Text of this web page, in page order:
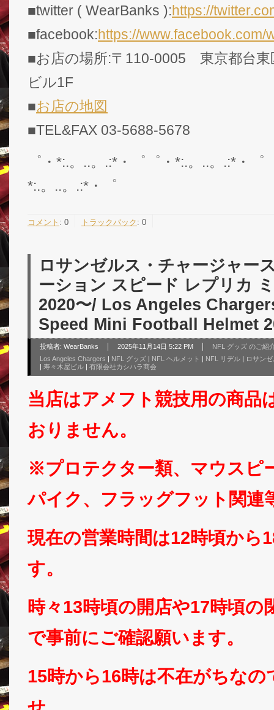
■twitter ( WearBanks ):https://
■facebook:https://www.facebook.com/
■お店の場所:〒110-0005 東京都台
ビル1F
■お店の地図
■TEL&FAX 03-5688-5678
゜・*:.。..。.:*・゜゜・*:.。..。.:*・
*:.。..。.:*・゜
コメント : 0 トラックバック : 0
ロサンゼルス・チャージャー
ーション スピード レプリカ
2020〜/ Los Angeles
Speed Mini Football Helmet
投稿者: WearBanks 2025年11月14日 5:22 PM
NFL グッズ のご紹
Los Angeles Chargers | NFL グッズ | NFL ヘルメット | NFL リデル | ロサン
| 寿々木屋ビル | 有限会社カシハラ商会
当店はアメフト競技用の商品
おりません。
※プロテクター類、マウスピ
パイク、フラッグフット関連
現在の営業時間は12時頃から
す。
時々13時頃の開店や17時頃の
で事前にご確認願います。
15時から16時は不在がちなの